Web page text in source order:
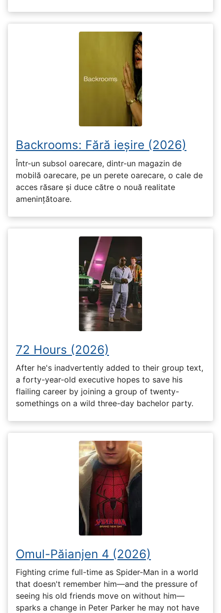
Backrooms: Fără ieșire (2026)
Într-un subsol oarecare, dintr-un magazin de
mobilă oarecare, pe un perete oarecare, o cale de
acces răsare și duce către o nouă realitate
amenințătoare.
72 Hours (2026)
After he's inadvertently added to their group text,
a forty-year-old executive hopes to save his
flailing career by joining a group of twenty-
somethings on a wild three-day bachelor party.
Omul-Păianjen 4 (2026)
Fighting crime full-time as Spider-Man in a world
that doesn't remember him—and the pressure of
seeing his old friends move on without him—
sparks a change in Peter Parker he may not have